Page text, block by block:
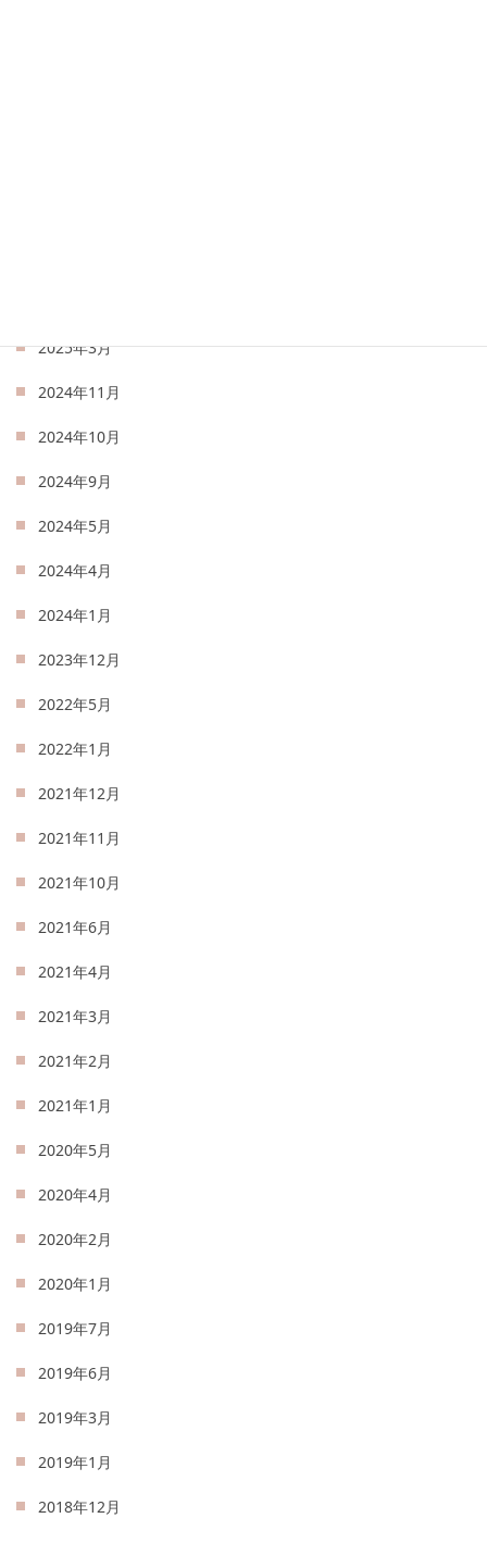
2025年3月
2024年11月
2024年10月
2024年9月
2024年5月
2024年4月
2024年1月
2023年12月
2022年5月
2022年1月
2021年12月
2021年11月
2021年10月
2021年6月
2021年4月
2021年3月
2021年2月
2021年1月
2020年5月
2020年4月
2020年2月
2020年1月
2019年7月
2019年6月
2019年3月
2019年1月
2018年12月